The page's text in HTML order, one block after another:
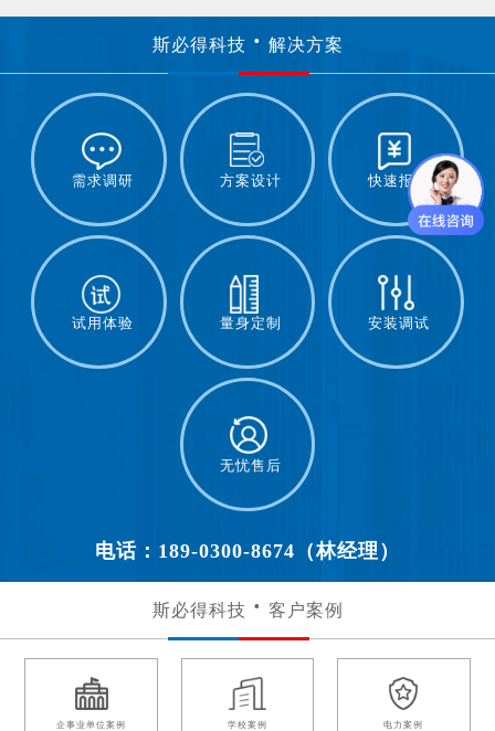
斯必得科技 解决方案
需求调研 方案设计 快速报价
试用体验 量身定制 安装调试
无忧售后
电话：189-0300-8674（林经理）
斯必得科技 客户案例
企事业单位案例 学校案例 电力案例